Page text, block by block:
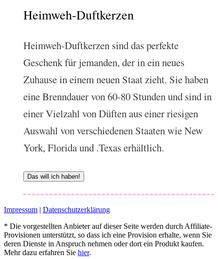
Heimweh-Duftkerzen
Heimweh-Duftkerzen sind das perfekte
Geschenk für jemanden, der in ein neues
Zuhause in einem neuen Staat zieht. Sie haben
eine Brenndauer von 60-80 Stunden und sind in
einer Vielzahl von Düften aus einer riesigen
Auswahl von verschiedenen Staaten wie New
York, Florida und .Texas erhältlich.
Das will ich haben!
Impressum | Datenschutzerklärung
* Die vorgestellten Anbieter auf dieser Seite werden durch Affiliate-
Provisionen unterstützt, so dass ich eine Provision erhalte, wenn Sie
deren Dienste in Anspruch nehmen oder dort ein Produkt kaufen.
Mehr dazu erfahren Sie hier.